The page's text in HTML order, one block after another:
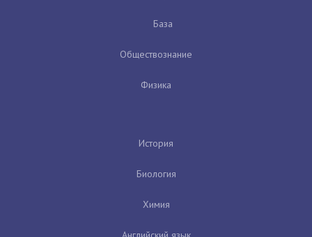
База
Обществознание
Физика
История
Биология
Химия